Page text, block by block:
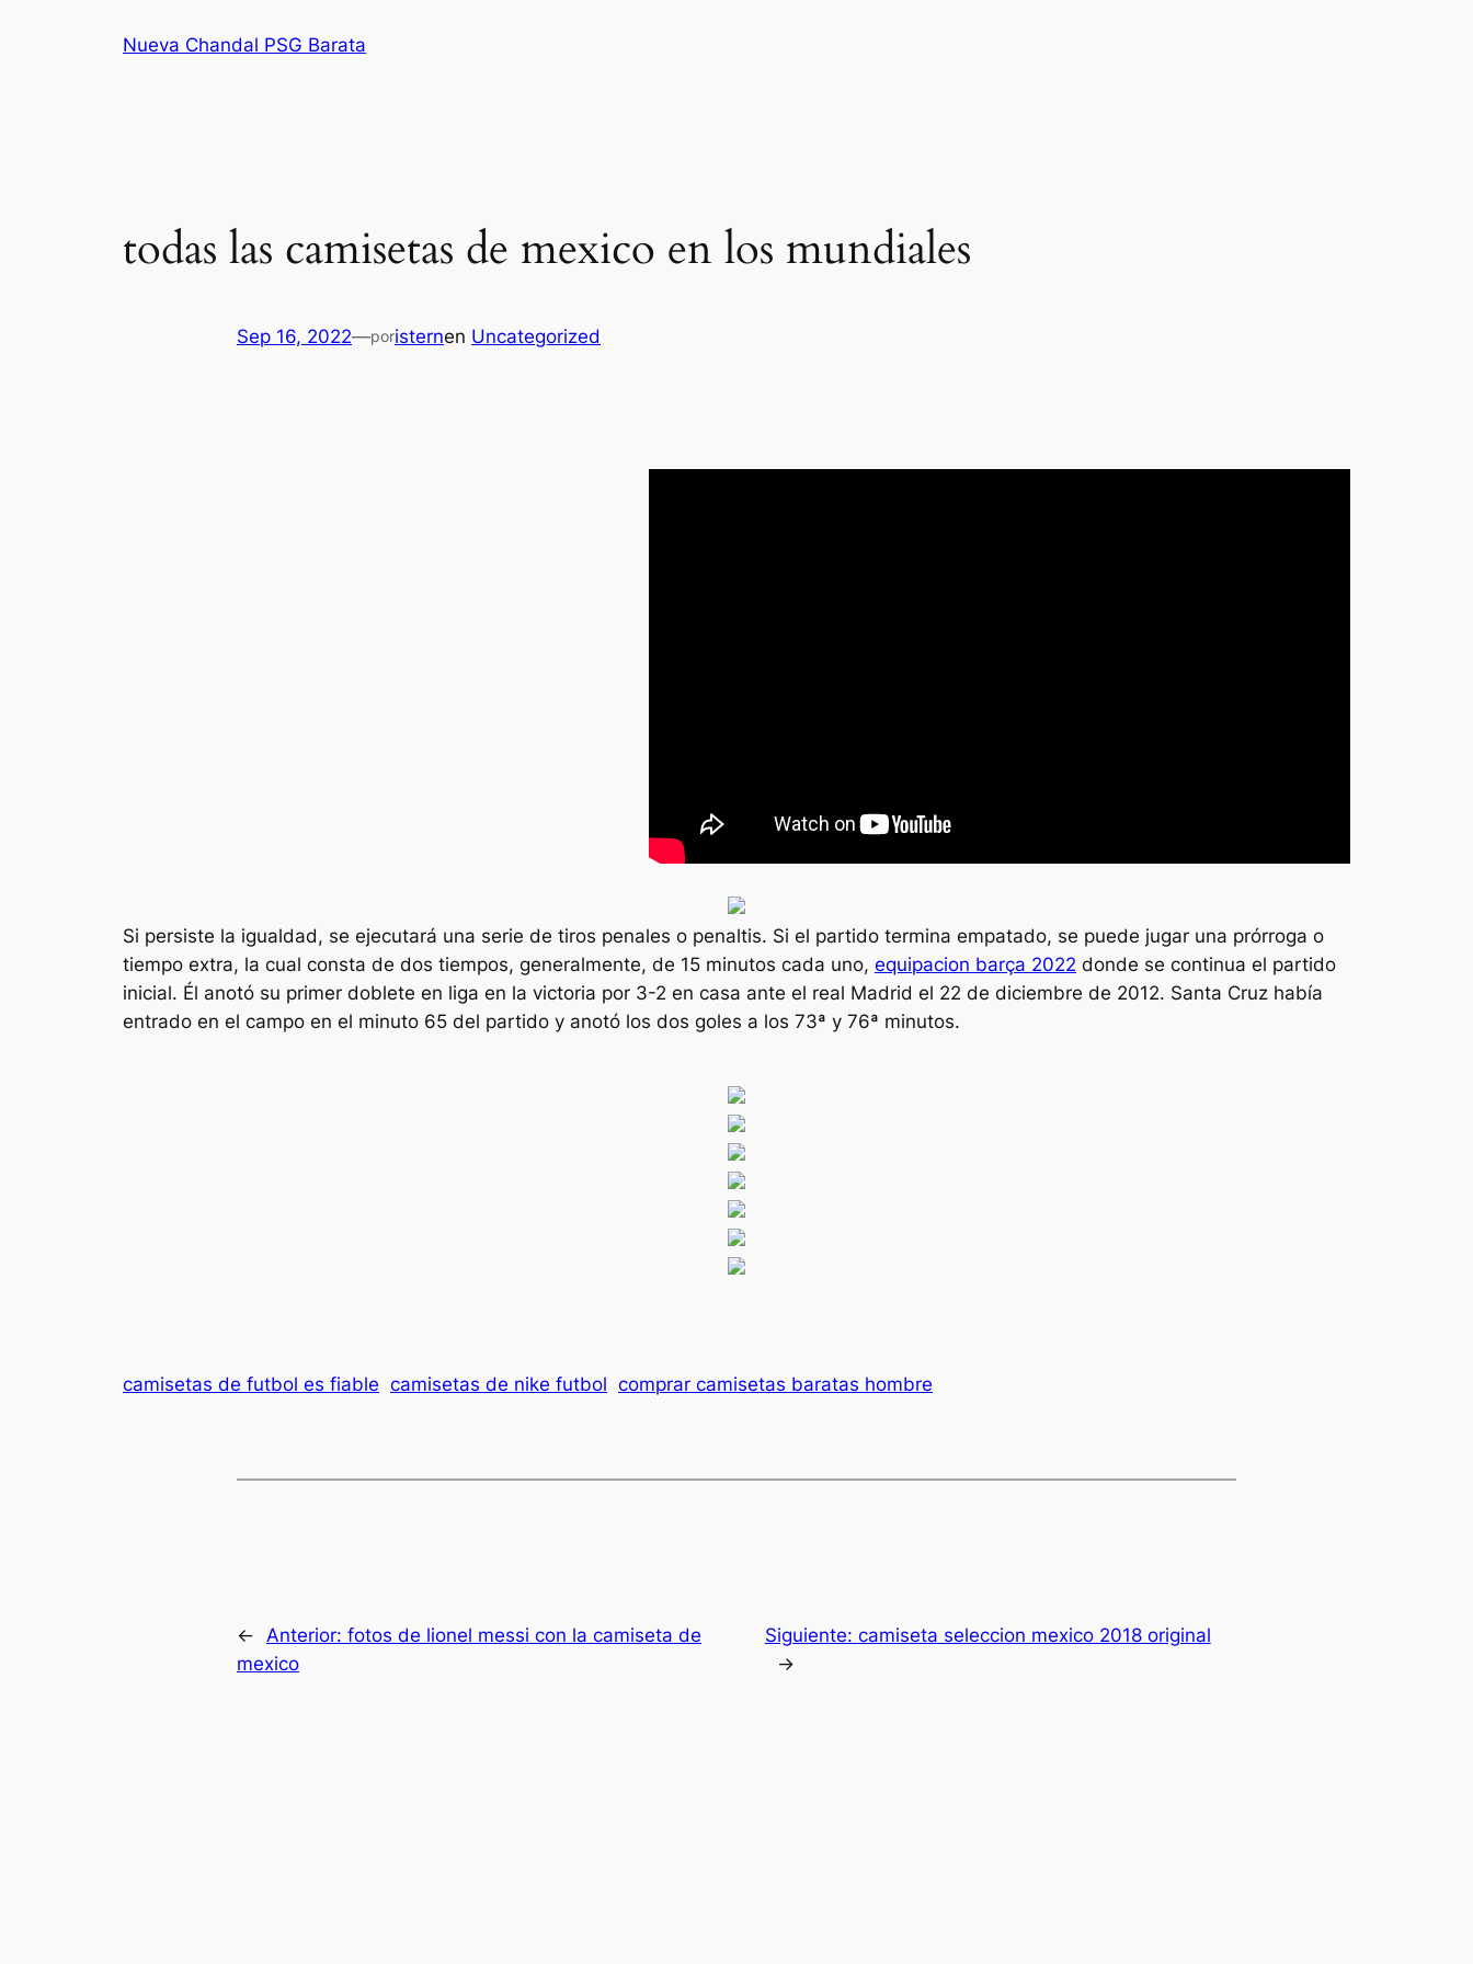
Nueva Chandal PSG Barata
todas las camisetas de mexico en los mundiales
Sep 16, 2022—poristernen Uncategorized
Si persiste la igualdad, se ejecutará una serie de tiros penales o penaltis. Si el partido termina empatado, se puede jugar una prórroga o
tiempo extra, la cual consta de dos tiempos, generalmente, de 15 minutos cada uno, equipacion barça 2022 donde se continua el partido
inicial. Él anotó su primer doblete en liga en la victoria por 3-2 en casa ante el real Madrid el 22 de diciembre de 2012. Santa Cruz había
entrado en el campo en el minuto 65 del partido y anotó los dos goles a los 73ª y 76ª minutos.
camisetas de futbol es fiable camisetas de nike futbol comprar camisetas baratas hombre
← Anterior: fotos de lionel messi con la camiseta de
mexico
Siguiente: camiseta seleccion mexico 2018 original
→